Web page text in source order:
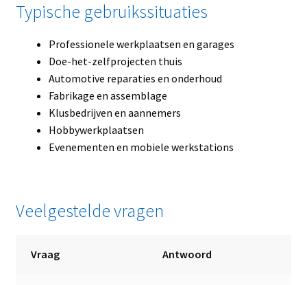
Typische gebruikssituaties
Professionele werkplaatsen en garages
Doe-het-zelfprojecten thuis
Automotive reparaties en onderhoud
Fabrikage en assemblage
Klusbedrijven en aannemers
Hobbywerkplaatsen
Evenementen en mobiele werkstations
Veelgestelde vragen
Vraag Antwoord